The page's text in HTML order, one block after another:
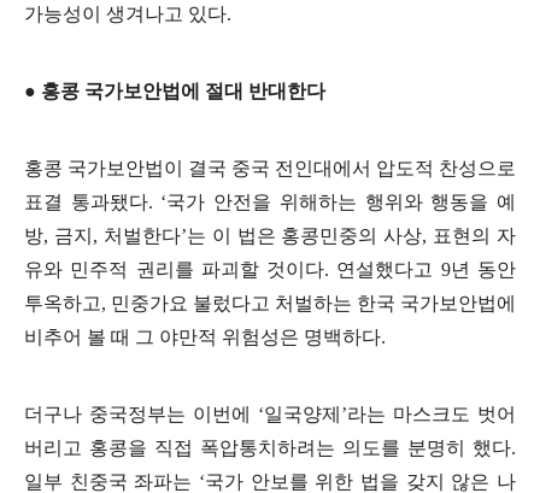
가능성이 생겨나고 있다.
● 홍콩 국가보안법에 절대 반대한다
홍콩 국가보안법이 결국 중국 전인대에서 압도적 찬성으로
표결 통과됐다. ‘국가 안전을 위해하는 행위와 행동을 예
방, 금지 , 처벌한다’는 이 법은 홍콩민중의 사상, 표현의 자
유와 민주적 권리를 파괴할 것이다. 연설했다고 9년 동안
투옥하고, 민중가요 불렀다고 처벌하는 한국 국가보안법에
비추어 볼 때 그 야만적 위험성은 명백하다.
더구나 중국정부는 이번에 ‘일국양제 ’라는 마스크도 벗어
버리고 홍콩을 직접 폭압통치하려는 의도를 분명히 했다.
일부 친중국 좌파는 ‘국가 안보를 위한 법을 갖지 않은 나